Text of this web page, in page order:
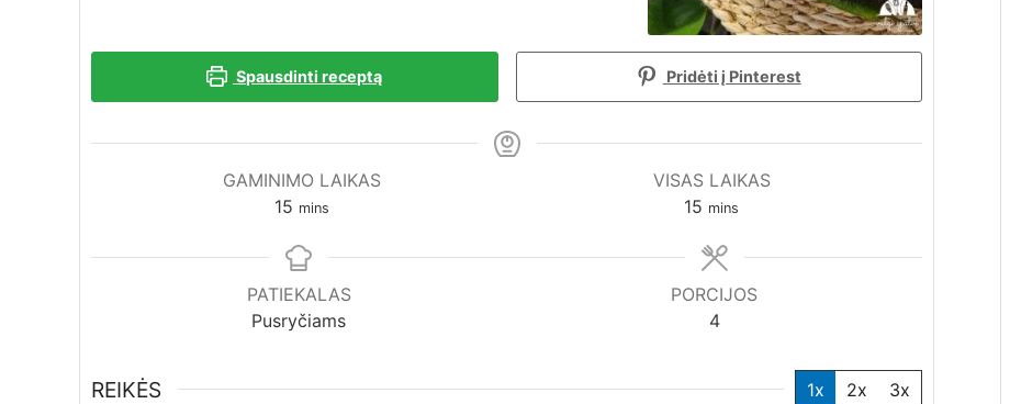
Spausdinti receptą Pridėti į Pinterest
GAMINIMO LAIKAS
15minutes
mins
VISAS LAIKAS
15 minutes
mins
PATIEKALAS
Pusryčiams
PORCIJOS
4
REIKĖS 1x 2x
3x